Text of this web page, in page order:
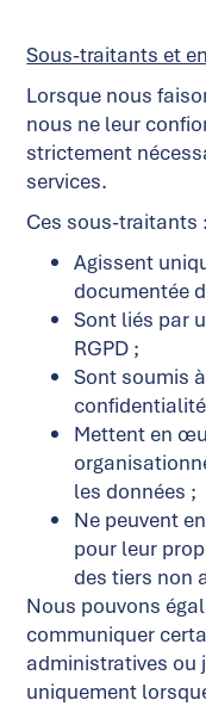
Sous-traitants et
Lorsque nous
nous ne leur
strictement
services.
Ces sous-traitants :
Agissent
documentée
Sont liés par
RGPD ;
Sont soumis
Mettent en
les données ;
Ne peuvent
pour leur
des tiers non
Nous pouvons
communiquer
administratives ou
uniquement